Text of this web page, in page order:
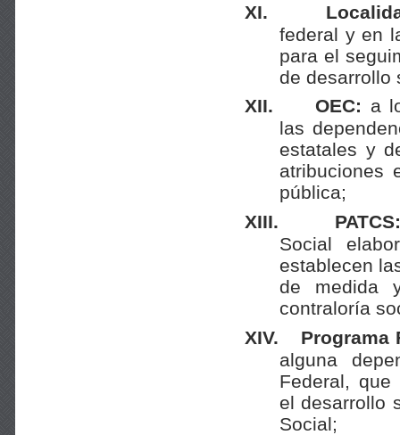
XI.
federal y en
para el
de desarrollo
XII.
OEC: a
las
estatales y
atribuciones
pública;
XIII.
Social
establecen
de medida
contraloría
XIV.
Programa
alguna
Federal,
el desarrollo
Social;